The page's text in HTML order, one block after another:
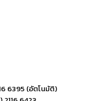
6395 (อัตโนมัติ)